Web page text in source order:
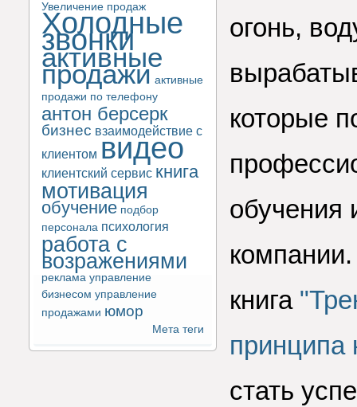
Увеличение продаж
Холодные
звонки
активные
продажи активные
продажи по телефону
антон берсерк
бизнес взаимодействие с
клиентом видео
клиентский сервис книга
мотивация
обучение подбор
персонала психология
работа с
возражениями
реклама управление
бизнесом управление
продажами юмор
Мета теги
огонь,
которые
обучения
книга
принципа
стать